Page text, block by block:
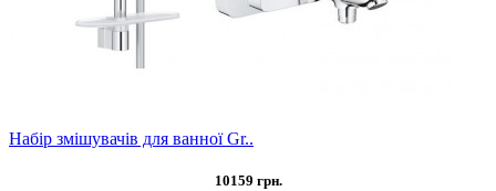
Набір змішувачів для ванної Gr..
10159 грн.